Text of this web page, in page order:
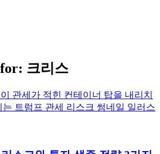
크리스